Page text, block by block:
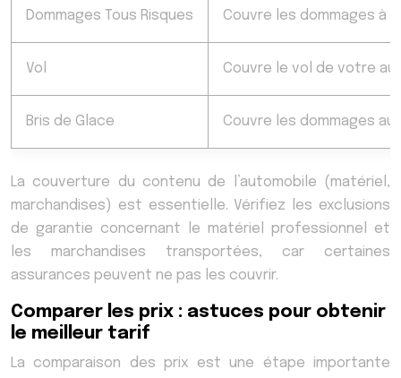
Dommages Tous Risques Couvre les dommages à
Vol Couvre le vol de votre
Bris de Glace Couvre les dommages
La couverture du contenu de l’automobile (matériel,
marchandises) est essentielle. Vérifiez les exclusions
de garantie concernant le matériel professionnel et
les marchandises transportées, car certaines
assurances peuvent ne pas les couvrir.
Comparer les prix : astuces pour obtenir
le meilleur tarif
La comparaison des prix est une étape importante